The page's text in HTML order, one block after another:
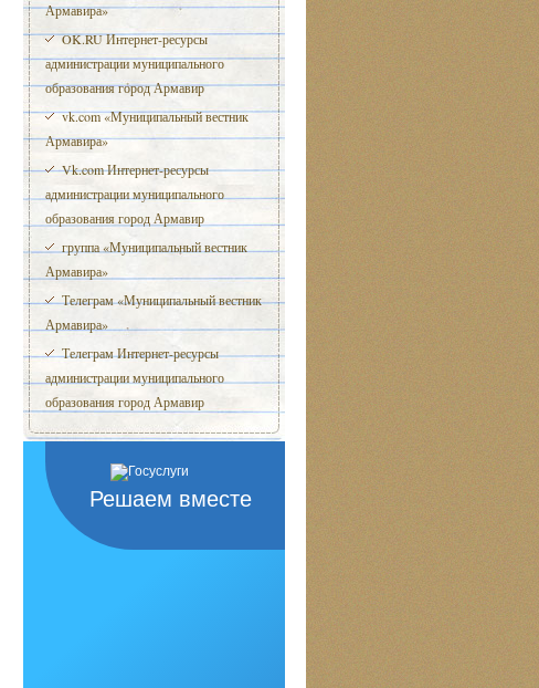
Армавира»
OK.RU Интернет-ресурсы
администрации муниципального
образования город Армавир
vk.com «Муниципальный вестник
Армавира»
Vk.com Интернет-ресурсы
администрации муниципального
образования город Армавир
группа «Муниципальный вестник
Армавира»
Телеграм «Муниципальный вестник
Армавира»
Телеграм Интернет-ресурсы
администрации муниципального
образования город Армавир
Решаем вместе